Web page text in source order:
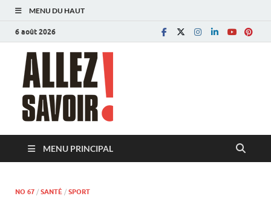
MENU DU HAUT
6 août 2026
MENU PRINCIPAL
NO 67 / SANTÉ / SPORT